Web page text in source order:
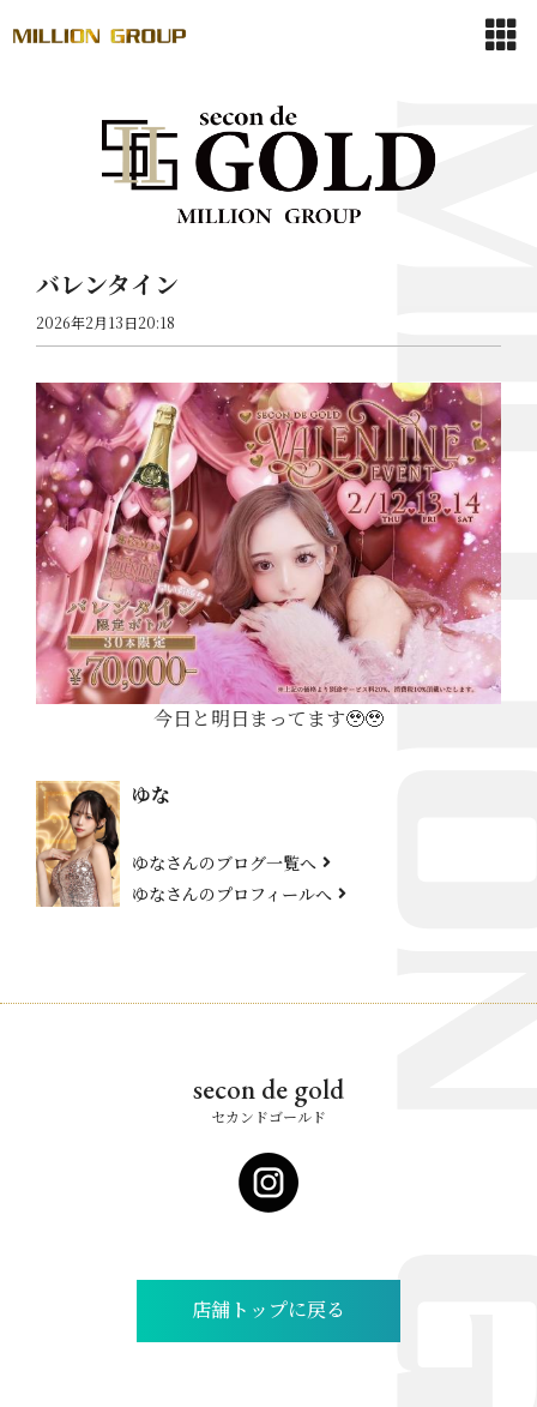
バレンタイン
2026年2月13日20:18
今日と明日まってます🥹🥹
ゆな
ゆなさんのブログ一覧へ
ゆなさんのプロフィールへ
secon de gold
セカンドゴールド
店舗トップに戻る